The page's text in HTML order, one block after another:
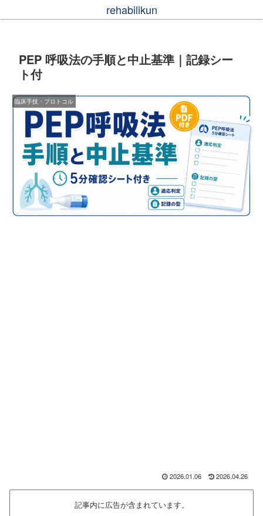
rehabilikun
PEP 呼吸法の手順と中止基準｜記録シー
ト付
臨床手技・プロトコル
2026.01.06 2026.04.26
記事内に広告が含まれています。